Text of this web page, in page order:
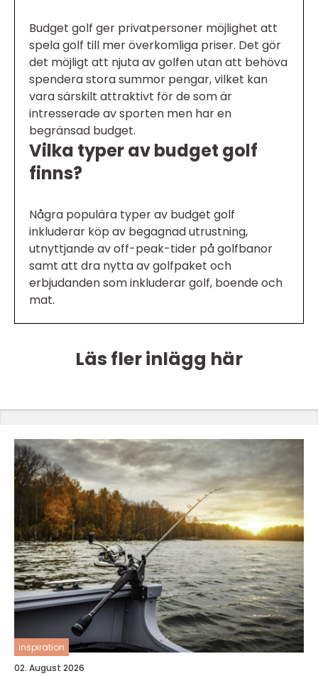
Budget golf ger privatpersoner möjlighet att
spela golf till mer överkomliga priser. Det gör
det möjligt att njuta av golfen utan att behöva
spendera stora summor pengar, vilket kan
vara särskilt attraktivt för de som är
intresserade av sporten men har en
begränsad budget.
Vilka typer av budget golf
finns?
Några populära typer av budget golf
inkluderar köp av begagnad utrustning,
utnyttjande av off-peak-tider på golfbanor
samt att dra nytta av golfpaket och
erbjudanden som inkluderar golf, boende och
mat.
Läs fler inlägg här
inspiration
02. August 2026